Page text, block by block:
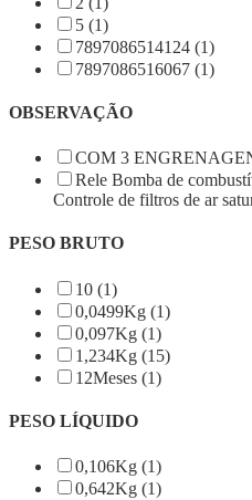
5 (1)
7897086514124 (1)
7897086516067 (1)
OBSERVAÇÃO
COM 3
Rele Bomba de
Controle de filtros de ar
PESO BRUTO
10 (1)
0,0499Kg (1)
0,097Kg (1)
1,234Kg (15)
12Meses (1)
PESO LÍQUIDO
0,106Kg (1)
0,642Kg (1)